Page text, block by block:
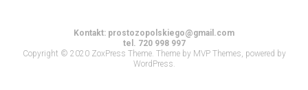
Kontakt: prostozopolskiego@gmail.com
tel. 720 998 997
Copyright © 2020 ZoxPress Theme. Theme by MVP Themes, powered by
WordPress.